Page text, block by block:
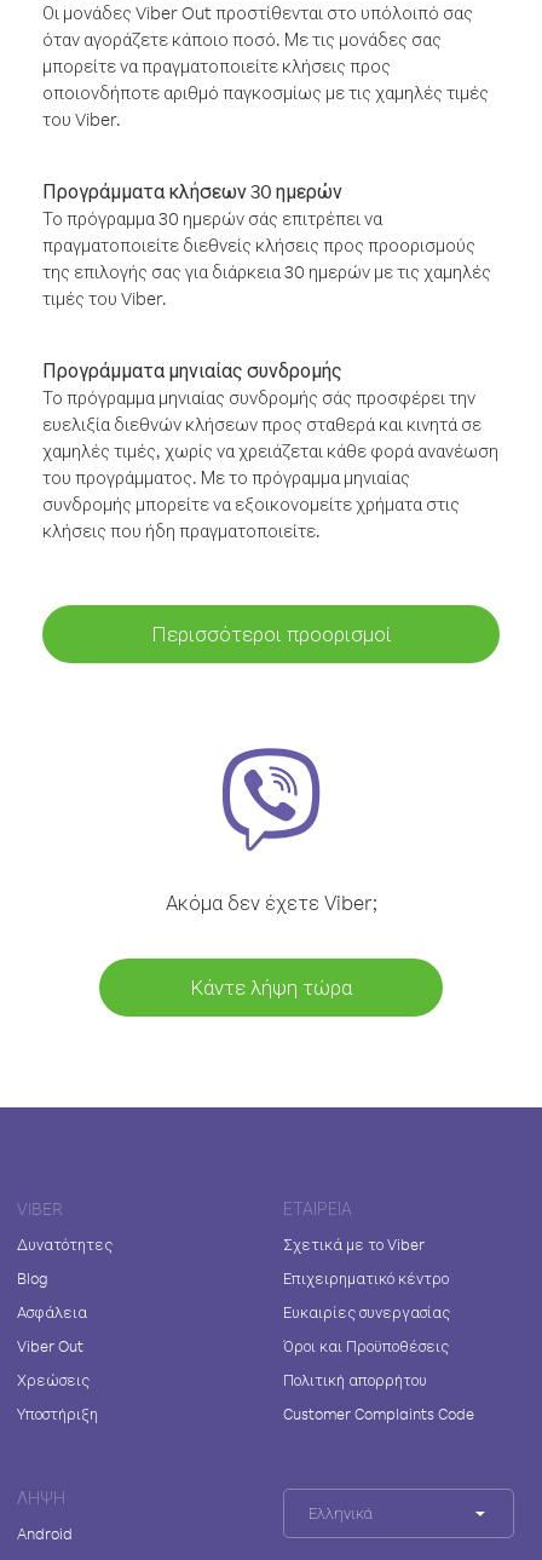
Οι μονάδες Viber Out προστίθενται στο υπόλοιπό σας
όταν αγοράζετε κάποιο ποσό. Με τις μονάδες σας
μπορείτε να πραγματοποιείτε κλήσεις προς
οποιονδήποτε αριθμό παγκοσμίως με τις χαμηλές τιμές
του Viber.
Προγράμματα κλήσεων 30 ημερών
Το πρόγραμμα 30 ημερών σάς επιτρέπει να
πραγματοποιείτε διεθνείς κλήσεις προς προορισμούς
της επιλογής σας για διάρκεια 30 ημερών με τις χαμηλές
τιμές του Viber.
Προγράμματα μηνιαίας συνδρομής
Το πρόγραμμα μηνιαίας συνδρομής σάς προσφέρει την
ευελιξία διεθνών κλήσεων προς σταθερά και κινητά σε
χαμηλές τιμές, χωρίς να χρειάζεται κάθε φορά ανανέωση
του προγράμματος. Με το πρόγραμμα μηνιαίας
συνδρομής μπορείτε να εξοικονομείτε χρήματα στις
κλήσεις που ήδη πραγματοποιείτε.
Περισσότεροι προορισμοί
Ακόμα δεν έχετε Viber;
Κάντε λήψη τώρα
VIBER
Δυνατότητες
Blog
Ασφάλεια
Viber Out
Χρεώσεις
Υποστήριξη
ΕΤΑΙΡΕΊΑ
Σχετικά με το Viber
Επιχειρηματικό κέντρο
Ευκαιρίες συνεργασίας
Όροι και Προϋποθέσεις
Πολιτική απορρήτου
Customer Complaints Code
ΛΉΨΗ
Android
Ελληνικά